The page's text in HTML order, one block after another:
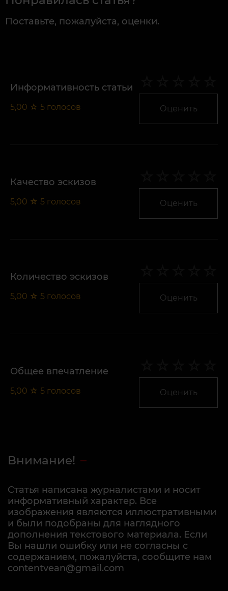
Поставьте, пожалуйста, оценки.
Информативность статьи
5,00 ☆ 5 голосов Оценить
Качество эскизов
5,00 ☆ 5 голосов Оценить
Количество эскизов
5,00 ☆ 5 голосов Оценить
Общее впечатление
5,00 ☆ 5 голосов Оценить
Внимание!
Статья написана журналистами и носит
информативный характер. Все
изображения являются иллюстративными
и были подобраны для наглядного
дополнения текстового материала. Если
Вы нашли ошибку или не согласны с
содержанием, пожалуйста, сообщите нам
contentvean@gmail.com